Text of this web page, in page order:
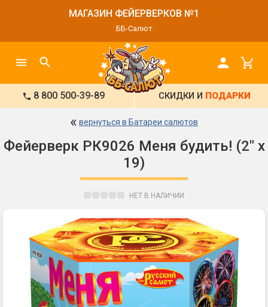
МАГАЗИН ФЕЙЕРВЕРКОВ №1
ББ-Салют
8 800 500-39-89 СКИДКИ И ПОДАРКИ
« вернуться в Батареи салютов
Фейерверк РК9026 Меня будить! (2" х
19)
НЕТ В НАЛИЧИИ